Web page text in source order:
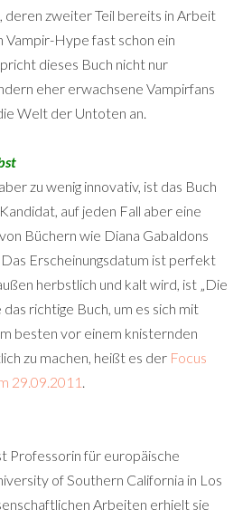
deren zweiter Teil bereits in Arbeit
Vampir-Hype fast schon ein
dieses Buch nicht nur
eher erwachsene Vampirfans
Welt der Untoten an.
zu wenig innovativ, ist das Buch
auf jeden Fall aber eine
Büchern wie Diana Gabaldons
Erscheinungsdatum ist perfekt
herbstlich und kalt wird, ist „Die
richtige Buch, um es sich mit
besten vor einem knisternden
zu machen, heißt es der Focus
29.09.2011 .
Professorin für europäische
of Southern California in Los
Arbeiten erhielt sie